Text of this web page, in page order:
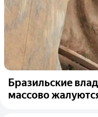
Бразильские
массово